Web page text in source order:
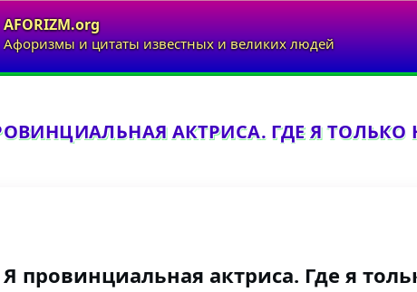
AFORIZM.org
Афоризмы и цитаты известных и великих людей
АКТРИСА. ГДЕ Я ТОЛЬКО
Я провинциальная актриса. Где я